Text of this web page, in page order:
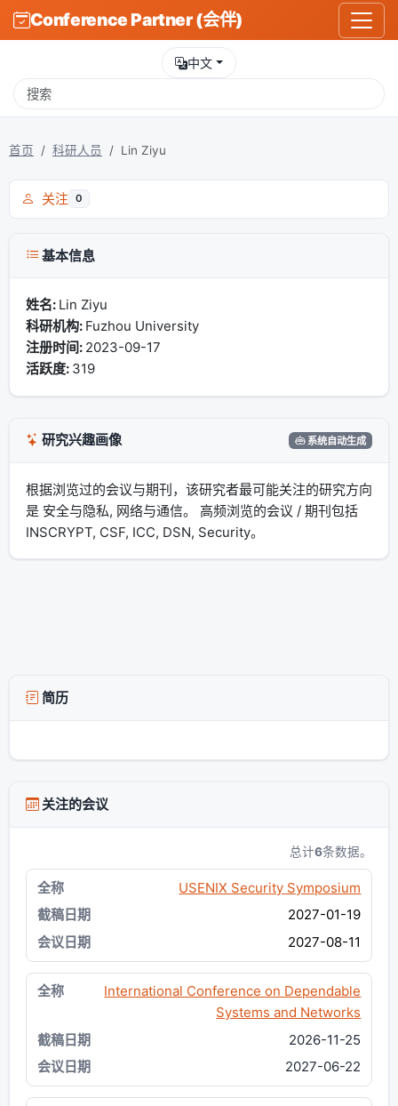
Conference Partner (会伴)
中文
首页 科研人员 Lin Ziyu
关注 0
基本信息
姓名: Lin Ziyu
科研机构: Fuzhou University
注册时间: 2023-09-17
活跃度: 319
研究兴趣画像 系统自动生成
根据浏览过的会议与期刊，该研究者最可能关注的研究方向
是 安全与隐私, 网络与通信。 高频浏览的会议 / 期刊包括
INSCRYPT, CSF, ICC, DSN, Security。
简历
关注的会议
总计6条数据。
USENIX Security Symposium
2027-01-19
2027-08-11
International Conference on Dependable
Systems and Networks
2026-11-25
2027-06-22